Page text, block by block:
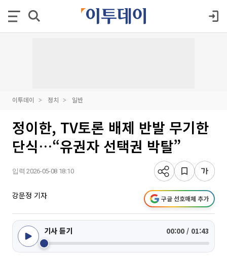
이투데이 정치 일반
정이한, TV토론 배제 반발 무기한
단식…“유권자 선택권 박탈”
입력 2026-05-08 18:10
강문정 기자 구글 선호매체 추가
기사 듣기 00:00 / 01:43